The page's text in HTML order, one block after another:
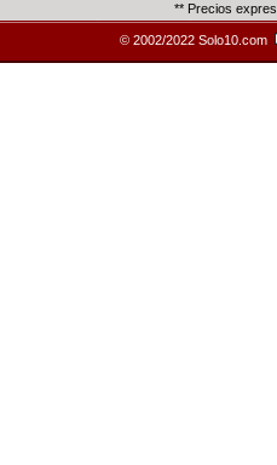
** Precios
© 2002/2022 Solo10.com